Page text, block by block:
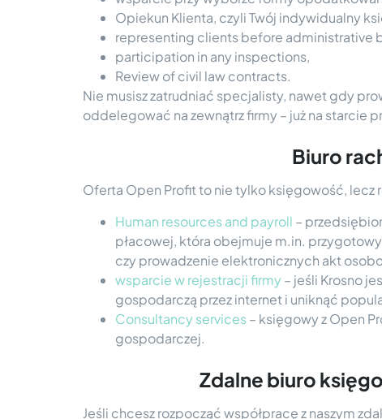
Opiekun Klienta, czyli Twój indywidualny
representing clients before administrative
participation in any inspections,
Review of civil law contracts.
Nie musisz zatrudniać specjalisty, nawet gdy
oddelegować na zewnątrz firmy – już na starcie
Biuro
Oferta Open Profit to nie tylko księgowość, lecz
Human resources and payroll –
płacowej, która obejmuje m.in.
czy prowadzenie elektronicznych akt
wsparcie w rejestracji firmy – jeśli Krosno
gospodarczą przez internet i uniknąć
Consultancy services– księgowy z Open
gospodarczej.
Zdalne biuro
Jeśli chcesz rozpocząć współpracę z naszym